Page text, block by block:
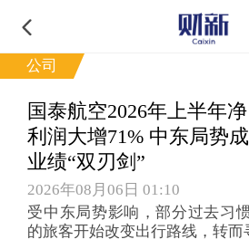
公司
国泰航空2026年上半年净
利润大增71% 中东局势成
业绩“双刃剑”
2026年08月06日 01:10
受中东局势影响，部分过去习
的旅客开始改变出行路线，转而